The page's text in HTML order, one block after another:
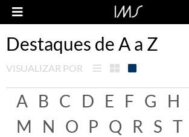
Destaques de A a Z
VISUALIZAR POR
A B C D E F G H
M
N O P Q R S T